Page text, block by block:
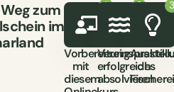
zum
im
Vorbereitung
mit
diesem
erfolgreich
absolvieren
des